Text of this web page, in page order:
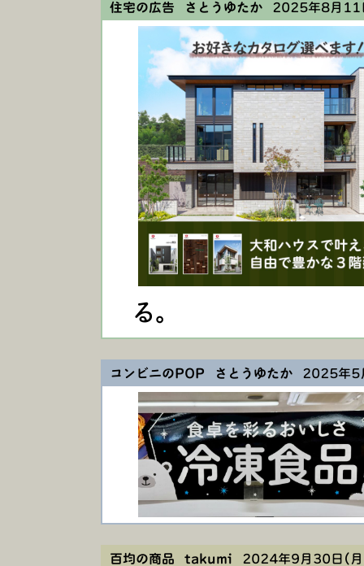
住宅の広告 さとうゆたか2025年8月11
る。
コンビニのPOP さとうゆたか2025年5
百均の商品 takumi 2024年9月30日(